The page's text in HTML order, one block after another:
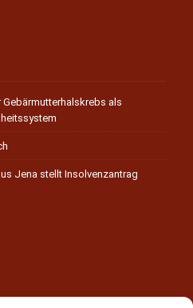
als
Jena stellt Insolvenzantrag